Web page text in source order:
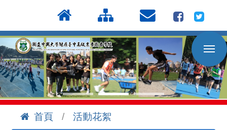
到
主
要
內
容
區
首頁
活動花絮